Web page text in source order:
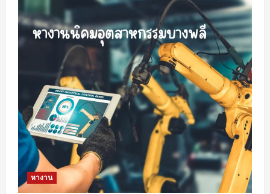
ที่
ของ
พฤติกรรม
คน
หา
พนักงาน
ขาย
สร้าง
ความ
พึง
พอใจ
ให้
แก่
องค์กร
หางาน